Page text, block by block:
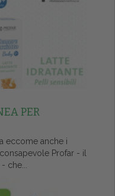
PER
eccome anche i
Profar - il
che...